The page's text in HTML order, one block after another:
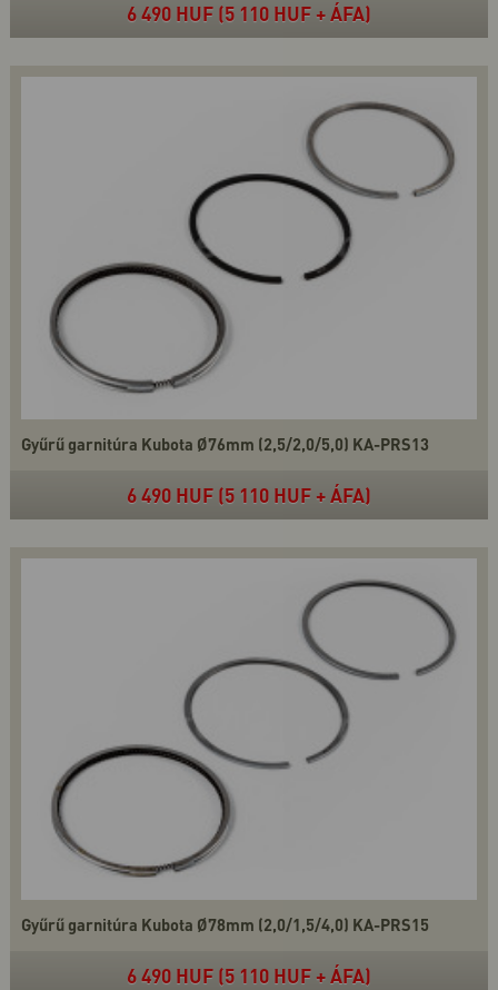
6 490 HUF (5 110 HUF + ÁFA)
Gyűrű garnitúra Kubota Ø76mm (2,5/2,0/5,0) KA-PRS13
6 490 HUF (5 110 HUF + ÁFA)
Gyűrű garnitúra Kubota Ø78mm (2,0/1,5/4,0) KA-PRS15
6 490 HUF (5 110 HUF + ÁFA)